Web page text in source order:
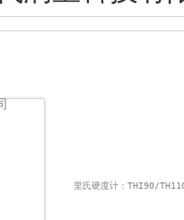
里氏硬度计：THI90/